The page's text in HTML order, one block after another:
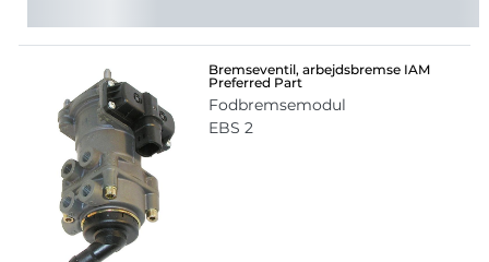
Bremseventil, arbejdsbremse IAM
Preferred Part
Fodbremsemodul
EBS 2